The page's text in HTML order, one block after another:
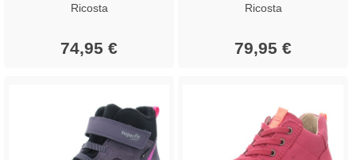
Ricosta
74,95 €
Ricosta
79,95 €